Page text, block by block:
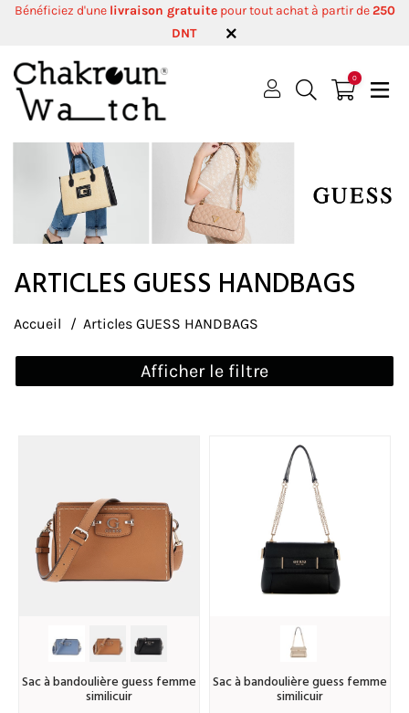
Bénéficiez d'une livraison gratuitepour tout achat à partir de250
DNT
0
ARTICLES GUESS HANDBAGS
Accueil Articles GUESS HANDBAGS
Afficher le filtre
sac à bandoulière guess femme
similicuir
sac à bandoulière guess femme
similicuir